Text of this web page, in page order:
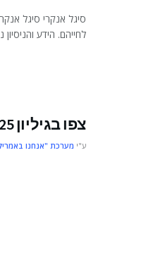
סיגל אנקרי סיגל
לחייהם. הידע
צפו בגיליון 225, פסח, אפריל 2025
ע"י מערכת "אנחנו